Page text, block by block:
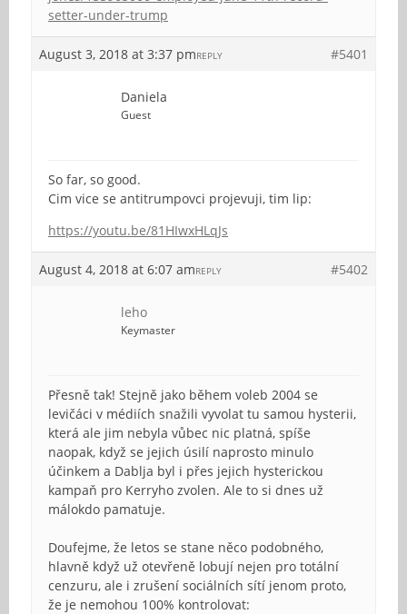
setter-under-trump
August 3, 2018 at 3:37 pm #5401
REPLY
Daniela
Guest
So far, so good.
Cim vice se antitrumpovci projevuji, tim lip:
https://youtu.be/81HIwxHLqJs
August 4, 2018 at 6:07 am #5402
REPLY
leho
Keymaster
Přesně tak! Stejně jako během voleb 2004 se
levičáci v médiích snažili vyvolat tu samou hysterii,
která ale jim nebyla vůbec nic platná, spíše
naopak, když se jejich úsilí naprosto minulo
účinkem a Dablja byl i přes jejich hysterickou
kampaň pro Kerryho zvolen. Ale to si dnes už
málokdo pamatuje.
Doufejme, že letos se stane něco podobného,
hlavně když už otevřeně lobují nejen pro totální
cenzuru, ale i zrušení sociálních sítí jenom proto,
že je nemohou 100% kontrolovat: